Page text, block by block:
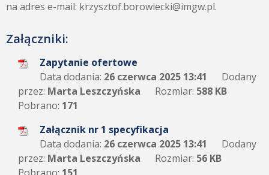
na adres e-mail: krzysztof.borowiecki@imgw.pl.
Załączniki:
Zapytanie ofertowe
Data dodania: 26 czerwca 2025 13:41
Dodany
przez: Marta Leszczyńska Rozmiar: 588 KB
Pobrano: 171
Załącznik nr 1 specyfikacja
Data dodania: 26 czerwca 2025 13:41
Dodany
przez: Marta Leszczyńska Rozmiar: 56 KB